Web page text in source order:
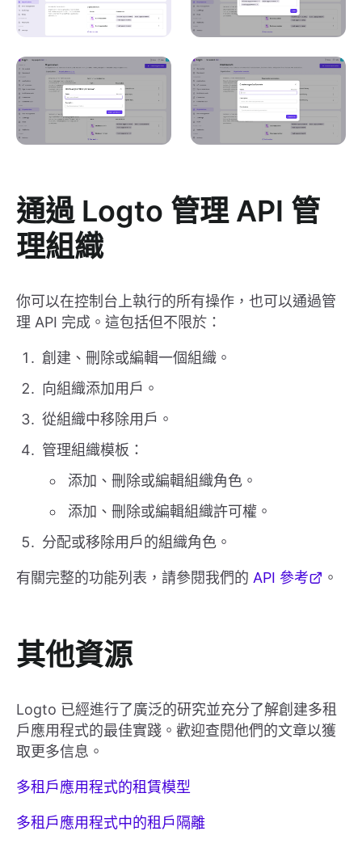
通過 Logto 管理 API 管
理組織
你可以在控制台上執行的所有操作，也可以通過管
理 API 完成。這包括但不限於：
創建、刪除或編輯一個組織。
向組織添加用戶。
從組織中移除用戶。
管理組織模板：
添加、刪除或編輯組織角色。
添加、刪除或編輯組織許可權。
分配或移除用戶的組織角色。
有關完整的功能列表，請參閱我們的 API 參考 。
其他資源
Logto 已經進行了廣泛的研究並充分了解創建多租
戶應用程式的最佳實踐。歡迎查閱他們的文章以獲
取更多信息。
多租戶應用程式的租賃模型
多租戶應用程式中的租戶隔離